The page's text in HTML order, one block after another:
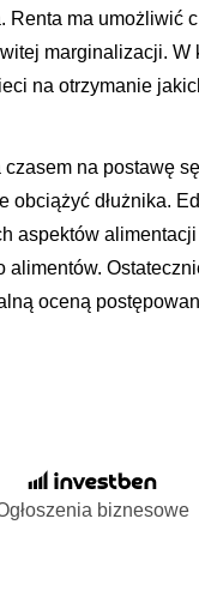
ma umożliwić
marginalizacji.
na otrzymanie
na postawę
dłużnika.
aspektów
oceną
biznesowe